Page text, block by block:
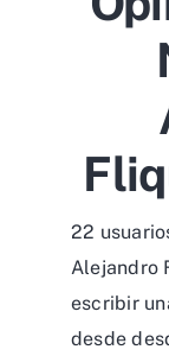
22
Alejandro
escribir
desde